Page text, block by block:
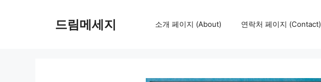
드림메세지 소개 페이지 (About) 연락처 페이지 (Contact)